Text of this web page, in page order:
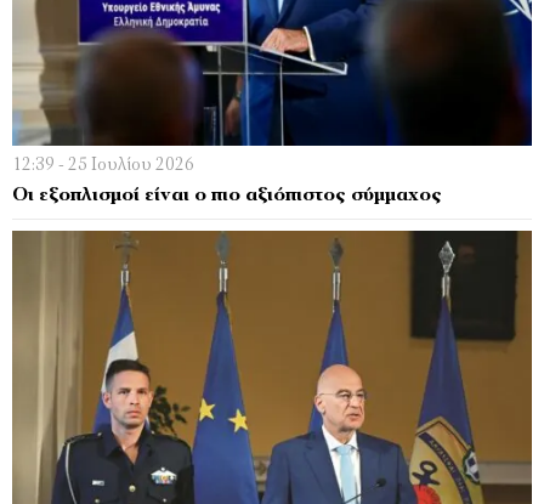
12:39 - 25 Ιουλίου 2026
Οι εξοπλισμοί είναι ο πιο αξιόπιστος σύμμαχος